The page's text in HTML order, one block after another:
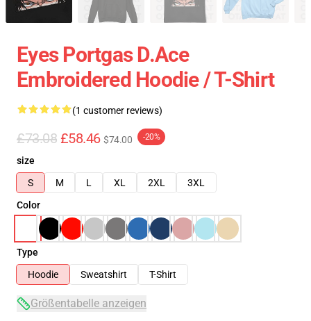
Eyes Portgas D.Ace
Embroidered Hoodie / T-Shirt
(1 customer reviews)
£73.08 £58.46 $74.00 -20%
size
S
M L XL 2XL
3XL
Color
Type
Hoodie
Sweatshirt T-Shirt
Größentabelle anzeigen